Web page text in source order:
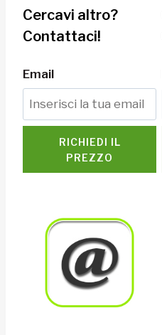
Cercavi altro?
Contattaci!
Email
RICHIEDI IL
PREZZO